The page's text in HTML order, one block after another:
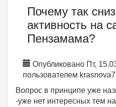
Почему так
активность на
Пензамама?
Опубликовано Пт,
пользователем
Вопрос в принципе уже
-уже нет интересных тем